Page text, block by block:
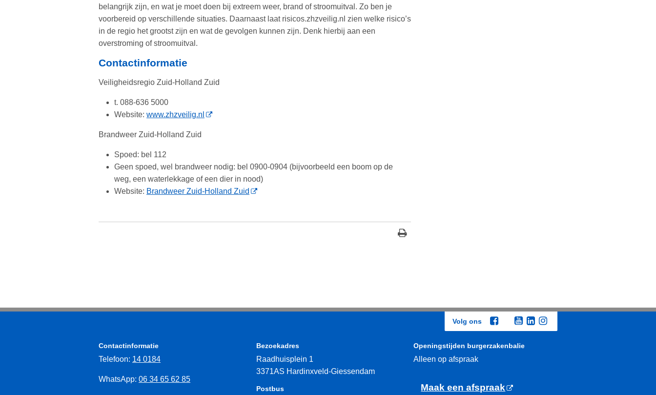
belangrijk zijn, en wat je moet doen bij extreem weer, brand of stroomuitval. Zo ben je
voorbereid op verschillende situaties. Daarnaast laat risicos.zhzveilig.nl zien welke risico’s
in de regio het grootst zijn en wat de gevolgen kunnen zijn. Denk hierbij aan een
overstroming of stroomuitval.
Contactinformatie
Veiligheidsregio Zuid-Holland Zuid
t. 088-636 5000
Website: www.zhzveilig.nl
Brandweer Zuid-Holland Zuid
Spoed: bel 112
Geen spoed, wel brandweer nodig: bel 0900-0904 (bijvoorbeeld een boom op de
weg, een waterlekkage of een dier in nood)
Website: Brandweer Zuid-Holland Zuid
Volg ons
Contactinformatie
Telefoon: 14 0184
WhatsApp: 06 34 65 62 85
Bezoekadres
Raadhuisplein 1
3371AS Hardinxveld-Giessendam
Postbus
Openingstijden burgerzakenbalie
Alleen op afspraak
Maak een afspraak